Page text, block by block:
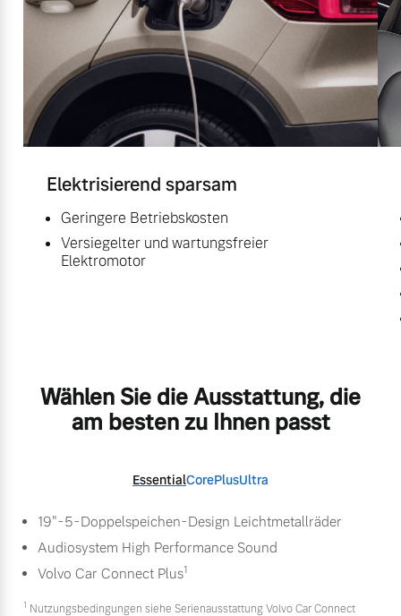
Elektrisierend sparsam
Geringere Betriebskosten
Versiegelter und wartungsfreier
Elektromotor
Wählen Sie die Ausstattung, die
am besten zu Ihnen passt
EssentialCorePlusUltra
19"-5-Doppelspeichen-Design Leichtmetallräder
Audiosystem High Performance Sound
Volvo Car Connect Plus1
1 Nutzungsbedingungen siehe Serienausstattung Volvo Car Connect